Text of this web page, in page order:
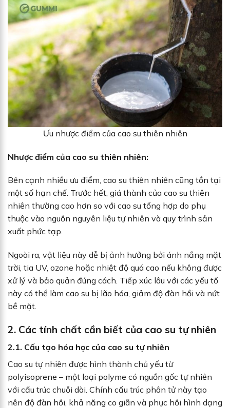
Ưu nhược điểm của cao su thiên nhiên
Nhược điểm của cao su thiên nhiên:
Bên cạnh nhiều ưu điểm, cao su thiên nhiên cũng tồn tại
một số hạn chế. Trước hết, giá thành của cao su thiên
nhiên thường cao hơn so với cao su tổng hợp do phụ
thuộc vào nguồn nguyên liệu tự nhiên và quy trình sản
xuất phức tạp.
Ngoài ra, vật liệu này dễ bị ảnh hưởng bởi ánh nắng mặt
trời, tia UV, ozone hoặc nhiệt độ quá cao nếu không được
xử lý và bảo quản đúng cách. Tiếp xúc lâu với các yếu tố
này có thể làm cao su bị lão hóa, giảm độ đàn hồi và nứt
bề mặt.
2. Các tính chất cần biết của cao su tự nhiên
2.1. Cấu tạo hóa học của cao su tự nhiên
Cao su tự nhiên được hình thành chủ yếu từ
polyisoprene – một loại polyme có nguồn gốc tự nhiên
với cấu trúc chuỗi dài. Chính cấu trúc phân tử này tạo
nên độ đàn hồi, khả năng co giãn và phục hồi hình dạng